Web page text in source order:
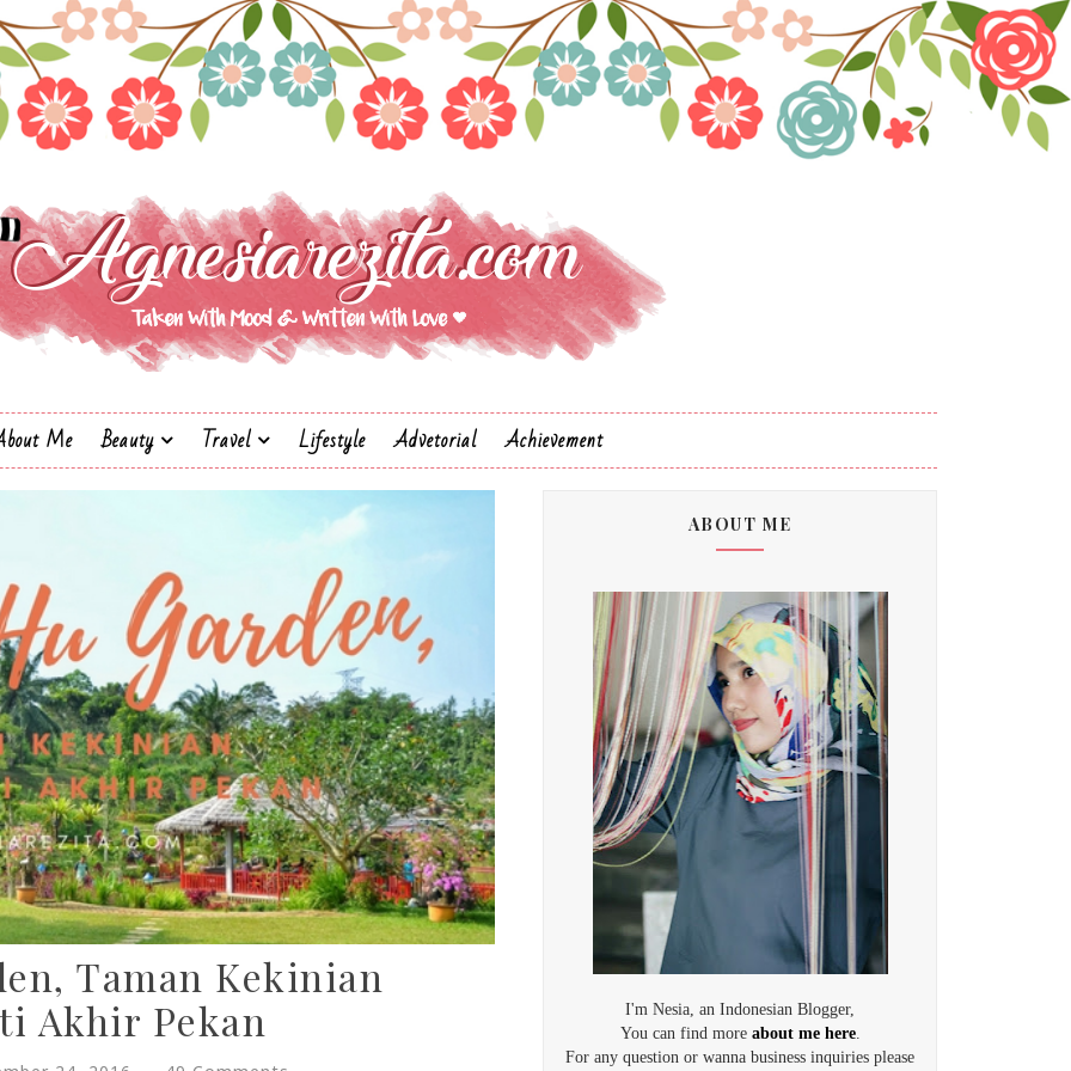
Me Beauty Travel Lifestyle Advetorial Achievement
Taman Kekinian
Akhir Pekan
ABOUT ME
I'm Nesia, an Indonesian Blogger,
You can find more about me here.
For any question or wanna business inquiries please